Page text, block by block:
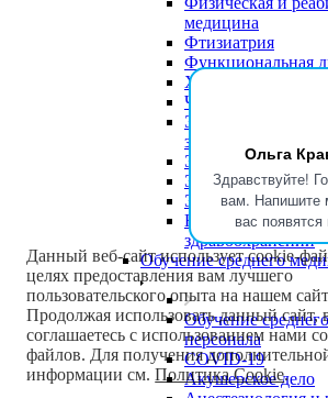
Ольга
Здравствуйте!
вам. Напишите
вас
медицина
Фтизиатрия
Функциональная
Хирургия
Челюстно-лицевая
Экономика и
здравоохранении
Эндокринология
Эндоскопия
Эпидемиология
Юриспруденция в
здравоохранении
Обучение среднего
Обучение
персонала
COVID-19
Акушерское дело
Данный веб-сайт использует cookie-
целях предоставления вам лучшего
пользовательского опыта на нашем
Продолжая использовать данный сайт,
соглашаетесь с использованием нами
файлов. Для получения
информации см.Политика Cookie.